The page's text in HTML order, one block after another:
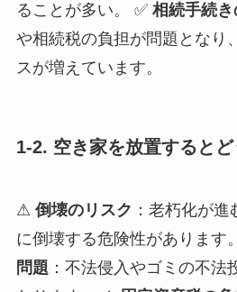
ることが多い。 ✅ 相続手続き
や相続税の負担が問題となり
スが増えています。
1-2. 空き家を放置するとど
⚠ 倒壊のリスク ：老朽化が
に倒壊する危険性があります
問題 ：不法侵入やゴミの不法